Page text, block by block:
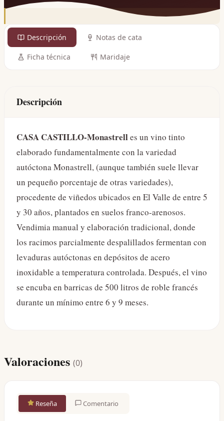
Descripción Notas de cata
Ficha técnica Maridaje
Descripción
CASA CASTILLO-Monastrelles un vino tinto
elaborado fundamentalmente con la variedad
autóctona Monastrell, (aunque también suele llevar
un pequeño porcentaje de otras variedades),
procedente de viñedos ubicados en El Valle de entre 5
y 30 años, plantados en suelos franco-arenosos.
Vendimia manual y elaboración tradicional, donde
los racimos parcialmente despalillados fermentan con
levaduras autóctonas en depósitos de acero
inoxidable a temperatura controlada. Después, el vino
se encuba en barricas de 500 litros de roble francés
durante un mínimo entre 6 y 9 meses.
Valoraciones (0)
Reseña Comentario